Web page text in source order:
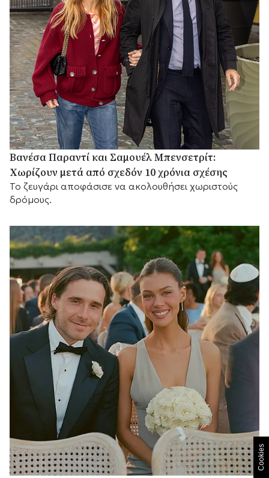
Βανέσα Παραντί και Σαμουέλ Μπενσετρίτ:
Χωρίζουν μετά από σχεδόν 10 χρόνια σχέσης
Το ζευγάρι αποφάσισε να ακολουθήσει χωριστούς
δρόμους.
Cookies